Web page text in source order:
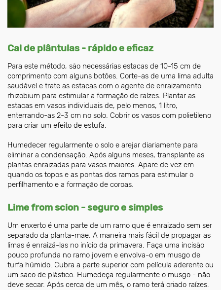
Cal de plântulas - rápido e eficaz
Para este método, são necessárias estacas de 10-15 cm de
comprimento com alguns botões. Corte-as de uma lima adulta
saudável e trate as estacas com o agente de enraizamento
rhizobium para estimular a formação de raízes. Plantar as
estacas em vasos individuais de, pelo menos, 1 litro,
enterrando-as 2-3 cm no solo. Cobrir os vasos com polietileno
para criar um efeito de estufa.
Humedecer regularmente o solo e arejar diariamente para
eliminar a condensação. Após alguns meses, transplante as
plantas enraizadas para vasos maiores. Apare de vez em
quando os topos e as pontas dos ramos para estimular o
perfilhamento e a formação de coroas.
Lime from scion - seguro e simples
Um enxerto é uma parte de um ramo que é enraizado sem ser
separado da planta-mãe. A maneira mais fácil de propagar as
limas é enraizá-las no início da primavera. Faça uma incisão
pouco profunda no ramo jovem e envolva-o em musgo de
turfa húmido. Cubra a parte superior com película aderente ou
um saco de plástico. Humedeça regularmente o musgo - não
deve secar. Após cerca de um mês, o ramo terá criado raízes.